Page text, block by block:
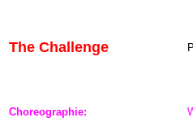
The Challenge
Choreographie: